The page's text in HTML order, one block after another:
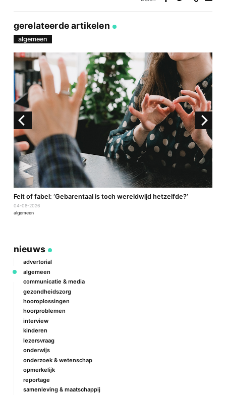
gerelateerde artikelen
algemeen
Feit of fabel: ‘Gebarentaal is toch wereldwijd hetzelfde?’
04-08-2026
algemeen
nieuws
advertorial
algemeen
communicatie & media
gezondheidszorg
hooroplossingen
hoorproblemen
interview
kinderen
lezersvraag
onderwijs
onderzoek & wetenschap
opmerkelijk
reportage
samenleving & maatschappij